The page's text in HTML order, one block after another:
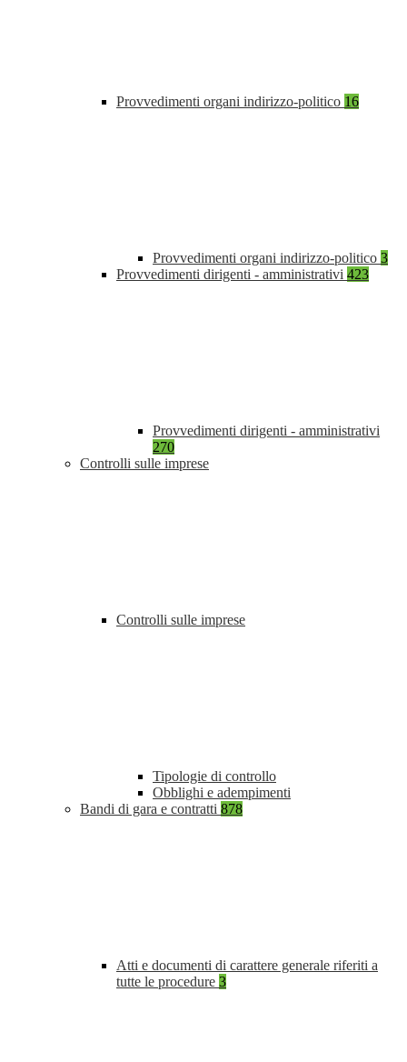
Provvedimenti organi indirizzo-politico 16
Provvedimenti organi indirizzo-politico 3
Provvedimenti dirigenti - amministrativi 423
Provvedimenti dirigenti - amministrativi
270
Controlli sulle imprese
Controlli sulle imprese
Tipologie di controllo
Obblighi e adempimenti
Bandi di gara e contratti 878
Atti e documenti di carattere generale riferiti a
tutte le procedure 3